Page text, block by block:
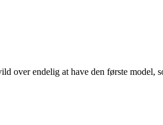
over endelig at have den første